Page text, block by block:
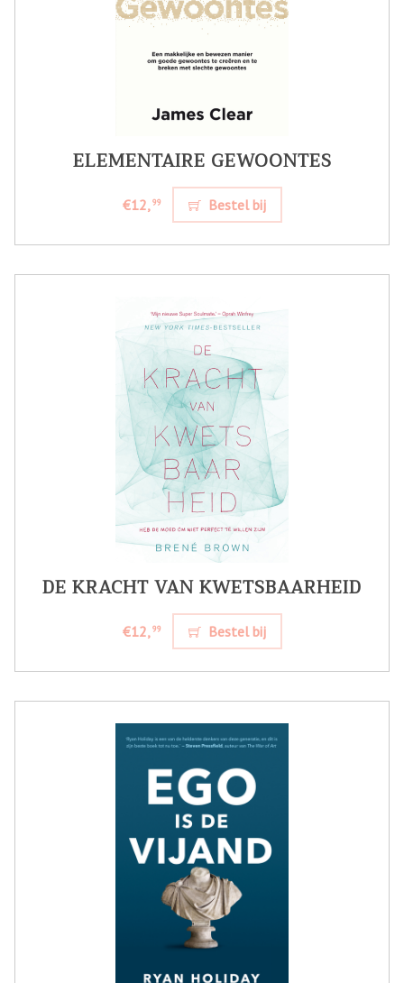
ELEMENTAIRE GEWOONTES
€12,99 Bestel bij
DE KRACHT VAN KWETSBAARHEID
€12,99 Bestel bij